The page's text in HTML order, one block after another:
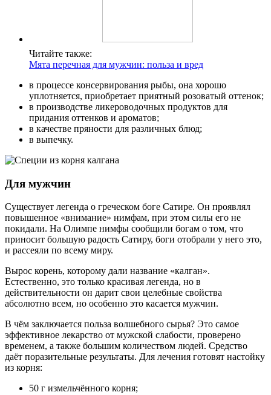
Читайте также:
Мята перечная для мужчин: польза и вред
в процессе консервирования рыбы, она хорошо
уплотняется, приобретает приятный розоватый оттенок;
в производстве ликероводочных продуктов для
придания оттенков и ароматов;
в качестве пряности для различных блюд;
в выпечку.
Для мужчин
Существует легенда о греческом боге Сатире. Он проявлял
повышенное «внимание» нимфам, при этом силы его не
покидали. На Олимпе нимфы сообщили богам о том, что
приносит большую радость Сатиру, боги отобрали у него это,
и рассеяли по всему миру.
Вырос корень, которому дали название «калган».
Естественно, это только красивая легенда, но в
действительности он дарит свои целебные свойства
абсолютно всем, но особенно это касается мужчин.
В чём заключается польза волшебного сырья? Это самое
эффективное лекарство от мужской слабости, проверено
временем, а также большим количеством людей. Средство
даёт поразительные результаты. Для лечения готовят настойку
из корня:
50 г измельчённого корня;